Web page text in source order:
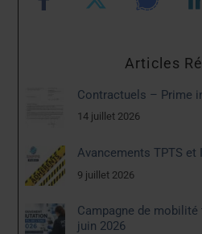
Articles
Contractuels – Prime
14 juillet 2026
Avancements TPTS et
9 juillet 2026
Campagne de mobilité
juin 2026